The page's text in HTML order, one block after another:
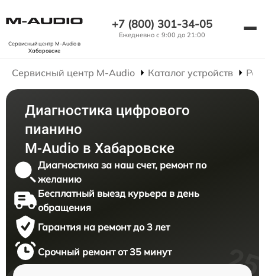
Сервисный центр M-Audioв
Хабаровске
+7 (800) 301-34-05
Ежедневно с 9:00 до 21:00
Сервисный центр M-Audio Каталог устройств
Диагностика цифрового
пианино
M-Audio в Хабаровске
Диагностика за наш счет, ремонт по
желанию
Бесплатный выезд курьера в день
обращения
Гарантия на ремонт до 3 лет
Срочный ремонт от 35 минут